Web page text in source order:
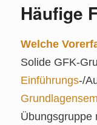
Häufige
Welche
Solide
Einführungs‑/
Übungsgruppe